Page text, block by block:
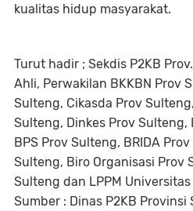
kualitas hidup masyarakat.
Turut hadir ; Sekdis P2KB
Ahli, Perwakilan BKKBN Prov
Sulteng, Cikasda Prov
Sulteng, Dinkes Prov Sulteng,
BPS Prov Sulteng, BRIDA
Sulteng, Biro Organisasi Prov
Sulteng dan LPPM Universitas
Sumber : Dinas P2KB